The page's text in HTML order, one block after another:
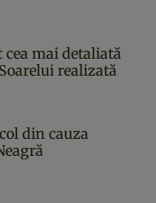
mai detaliată
realizată
din cauza